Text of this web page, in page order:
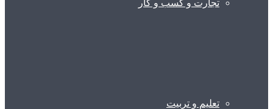
تجارت و کسب و کار
تعلیم و تربیت